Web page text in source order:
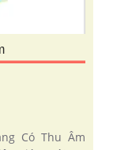
Có Thu Âm